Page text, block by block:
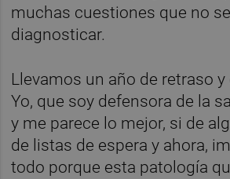
muchas cuestiones que no
diagnosticar.
Llevamos un año de retraso y
Yo, que soy defensora de la
y me parece lo mejor, si de
de listas de espera y ahora,
todo porque esta patología